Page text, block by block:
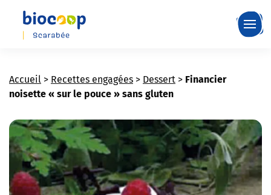
Skip
content
Accueil > Recettes engagées > Dessert > Financier
noisette « sur le pouce » sans gluten